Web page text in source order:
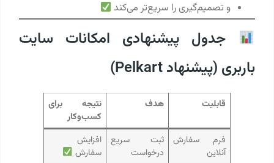
و تصمیم‌گیری را سریع‌تر می‌کند
جدول پیشنهادی امکانات سایت
باربری (پیشنهاد Pelkart)
قابلیت هدف
نتیجه برای
کسب‌وکار
فرم سفارش
آنلاین
ثبت سریع
درخواست
افزایش
سفارش